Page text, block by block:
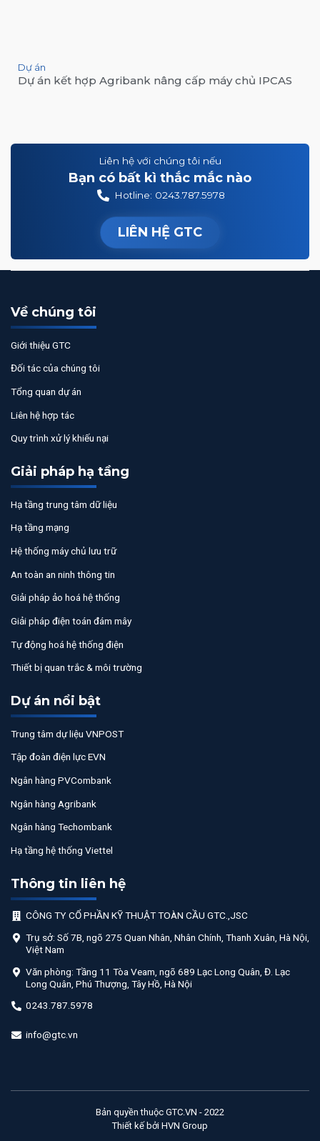
Dự án
Dự án kết hợp Agribank nâng cấp máy chủ IPCAS
Liên hệ với chúng tôi nếu
Bạn có bất kì thắc mắc nào
Hotline: 0243.787.5978
LIÊN HỆ GTC
Về chúng tôi
Giới thiệu GTC
Đối tác của chúng tôi
Tổng quan dự án
Liên hệ hợp tác
Quy trình xử lý khiếu nại
Giải pháp hạ tầng
Hạ tầng trung tâm dữ liệu
Hạ tầng mạng
Hệ thống máy chủ lưu trữ
An toàn an ninh thông tin
Giải pháp ảo hoá hệ thống
Giải pháp điện toán đám mây
Tự động hoá hệ thống điện
Thiết bị quan trắc & môi trường
Dự án nổi bật
Trung tâm dự liệu VNPOST
Tập đoàn điện lực EVN
Ngân hàng PVCombank
Ngân hàng Agribank
Ngân hàng Techombank
Hạ tầng hệ thống Viettel
Thông tin liên hệ
CÔNG TY CỔ PHẦN KỸ THUẬT TOÀN CẦU GTC.,JSC
Trụ sở: Số 7B, ngõ 275 Quan Nhân, Nhân Chính, Thanh Xuân, Hà Nội,
Việt Nam
Văn phòng: Tầng 11 Tòa Veam, ngõ 689 Lạc Long Quân, Đ. Lạc
Long Quân, Phú Thượng, Tây Hồ, Hà Nội
0243.787.5978
info@gtc.vn
Bản quyền thuộc GTC.VN - 2022
Thiết kế bởi HVN Group